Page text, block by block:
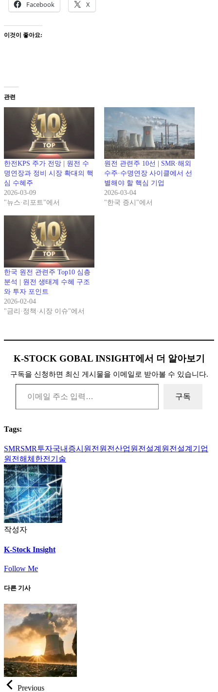
Facebook X
이것이 좋아요:
관련
한전KPS 주가 전망 | 원전 수
명연장과 정비 시장 확대의 핵
심 수혜주
2026-03-09
"뉴스·리포트"에서
원전 관련주 10선 | SMR·해외
수주·수명연장 사이클에서 선
별해야 할 핵심 기업
2026-03-04
"한국 증시"에서
한국 원전 관련주 Top10 심층
분석 | 원전 생태계 수혜 구조
와 투자 포인트
2026-02-04
"금리·정책·시장 이슈"에서
K-STOCK GOBAL INSIGHT에서 더 알아보기
구독을 신청하면 최신 게시물을 이메일로 받아볼 수 있습니다.
이메일 주소 입력…
구독
Tags:
SMRSMR투자국내증시 원전 원전산업원전설계 원전설계기업
원전해체 한전기술
작성자
K-Stock Insight
Follow Me
다른 기사
Previous